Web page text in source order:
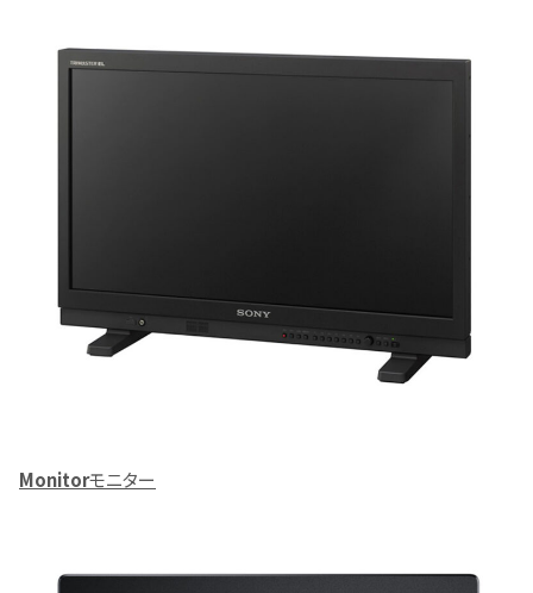
Monitorモニター